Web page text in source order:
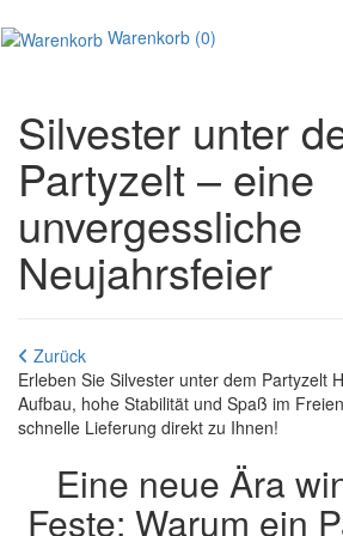
Warenkorb (0)
Silvester unter
Partyzelt – eine
unvergessliche
Neujahrsfeier
Zurück
Erleben Sie Silvester unter dem Partyzelt
Aufbau, hohe Stabilität und Spaß im
schnelle Lieferung direkt zu Ihnen!
Eine neue Ära
Feste: Warum ein